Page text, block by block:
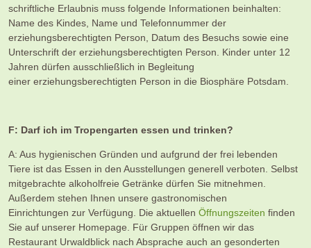
schriftliche Erlaubnis muss folgende Informationen beinhalten:
Name des Kindes, Name und Telefonnummer der
erziehungsberechtigten Person, Datum des Besuchs sowie eine
Unterschrift der erziehungsberechtigten Person. Kinder unter 12
Jahren dürfen ausschließlich in Begleitung
einer erziehungsberechtigten Person in die Biosphäre Potsdam.
F: Darf ich im Tropengarten essen und trinken?
A: Aus hygienischen Gründen und aufgrund der frei lebenden
Tiere ist das Essen in den Ausstellungen generell verboten. Selbst
mitgebrachte alkoholfreie Getränke dürfen Sie mitnehmen.
Außerdem stehen Ihnen unsere gastronomischen
Einrichtungen zur Verfügung. Die aktuellen Öffnungszeiten finden
Sie auf unserer Homepage. Für Gruppen öffnen wir das
Restaurant Urwaldblick nach Absprache auch an gesonderten